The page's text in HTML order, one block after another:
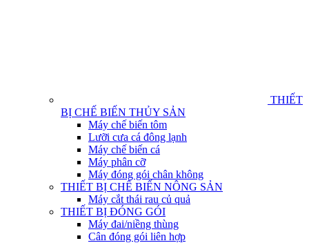
THIẾT
BỊ CHẾ BIẾN THỦY SẢN
Máy chế biến tôm
Lưỡi cưa cá đông lạnh
Máy chế biến cá
Máy phân cỡ
Máy đóng gói chân không
THIẾT BỊ CHẾ BIẾN NÔNG SẢN
Máy cắt thái rau củ quả
THIẾT BỊ ĐÓNG GÓI
Máy đai/niềng thùng
Cân đóng gói liên hợp